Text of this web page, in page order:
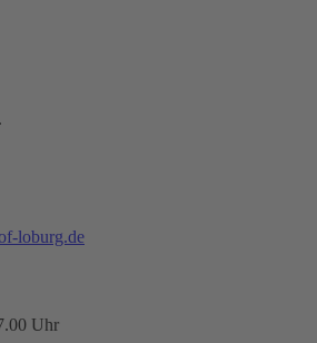
loburg.de
Uhr